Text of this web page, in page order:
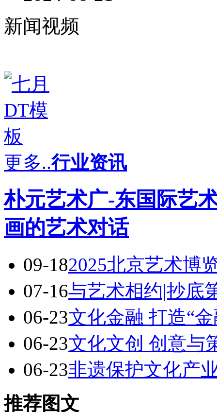
新闻视频
更多..行业资讯
朴元艺术广-东国际艺
画的艺术对话
09-182025北京艺术博
07-16与艺术相约|抄底
06-23文化金融 打造“
06-23文化文创 创意与
06-23非遗保护文化产
推荐图文